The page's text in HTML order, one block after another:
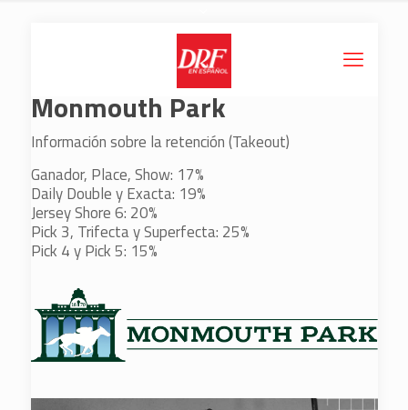
Monmouth Park
Información sobre la retención (Takeout)
Ganador, Place, Show: 17%
Daily Double y Exacta: 19%
Jersey Shore 6: 20%
Pick 3, Trifecta y Superfecta: 25%
Pick 4 y Pick 5: 15%